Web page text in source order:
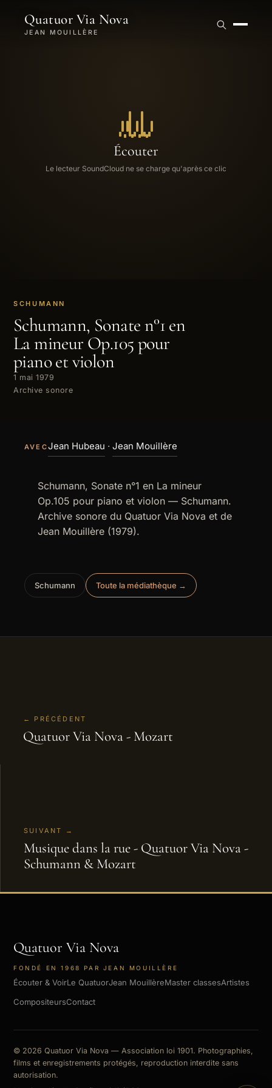
Quatuor Via Nova
JEAN MOUILLÈRE
Écouter
Le lecteur SoundCloud ne se charge qu'après ce clic
SCHUMANN
Schumann, Sonate n°1 en
La mineur Op.105 pour
piano et violon
1 mai 1979
Archive sonore
AVECJean Hubeau · Jean Mouillère
Schumann, Sonate n°1 en La mineur
Op.105 pour piano et violon — Schumann.
Archive sonore du Quatuor Via Nova et de
Jean Mouillère (1979).
Schumann Toute la médiathèque →
← PRÉCÉDENT
Quatuor Via Nova - Mozart
SUIVANT →
Musique dans la rue - Quatuor Via Nova -
Schumann & Mozart
Quatuor Via Nova
FONDÉ EN 1968 PAR JEAN MOUILLÈRE
Écouter & VoirLe QuatuorJean MouillèreMaster classesArtistes
CompositeursContact
© 2026 Quatuor Via Nova — Association loi 1901. Photographies,
films et enregistrements protégés, reproduction interdite sans
autorisation.